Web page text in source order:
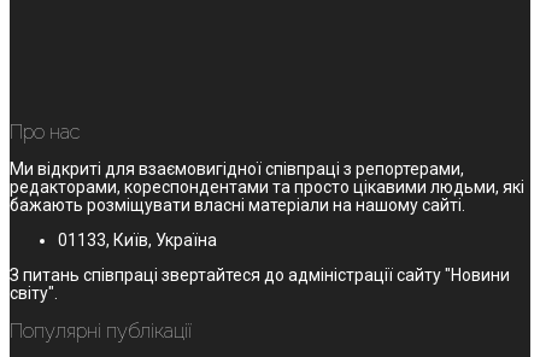
Про нас
Ми відкриті для взаємовигідної співпраці з репортерами,
редакторами, кореспондентами та просто цікавими людьми, які
бажають розміщувати власні матеріали на нашому сайті.
01133, Київ, Україна
З питань співпраці звертайтеся до адміністрації сайту "Новини
світу".
Популярні публікації